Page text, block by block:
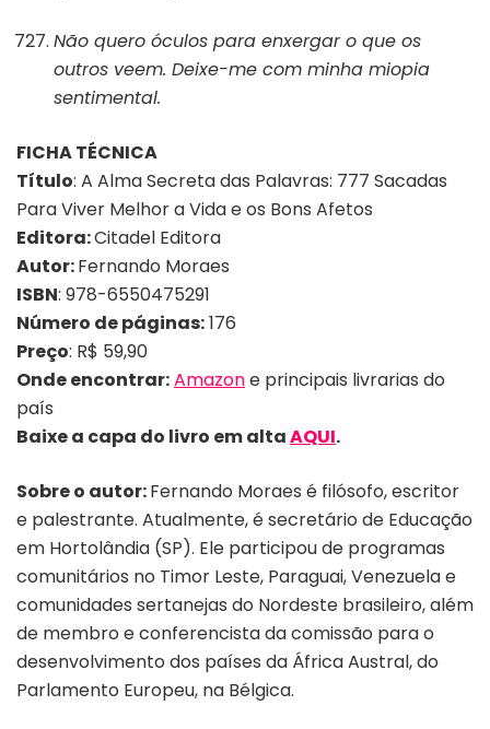
Não quero óculos para enxergar o que os
outros veem. Deixe-me com minha miopia
sentimental.
FICHA TÉCNICA
Título: A Alma Secreta das Palavras: 777 Sacadas
Para Viver Melhor a Vida e os Bons Afetos
Editora:Citadel Editora
Autor:Fernando Moraes
ISBN: 978-6550475291
Número de páginas:176
Preço: R$ 59,90
Onde encontrar:Amazone principais livrarias do
país
Baixe a capa do livro em altaAQUI.
Sobre o autor:Fernando Moraes é filósofo, escritor
e palestrante. Atualmente, é secretário de Educação
em Hortolândia (SP). Ele participou de programas
comunitários no Timor Leste, Paraguai, Venezuela e
comunidades sertanejas do Nordeste brasileiro, além
de membro e conferencista da comissão para o
desenvolvimento dos países da África Austral, do
Parlamento Europeu, na Bélgica.